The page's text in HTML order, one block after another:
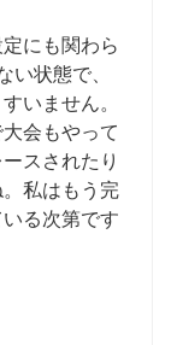
にも関わら
状態で、
いません。
会もやって
スされたり
私はもう完
る次第です